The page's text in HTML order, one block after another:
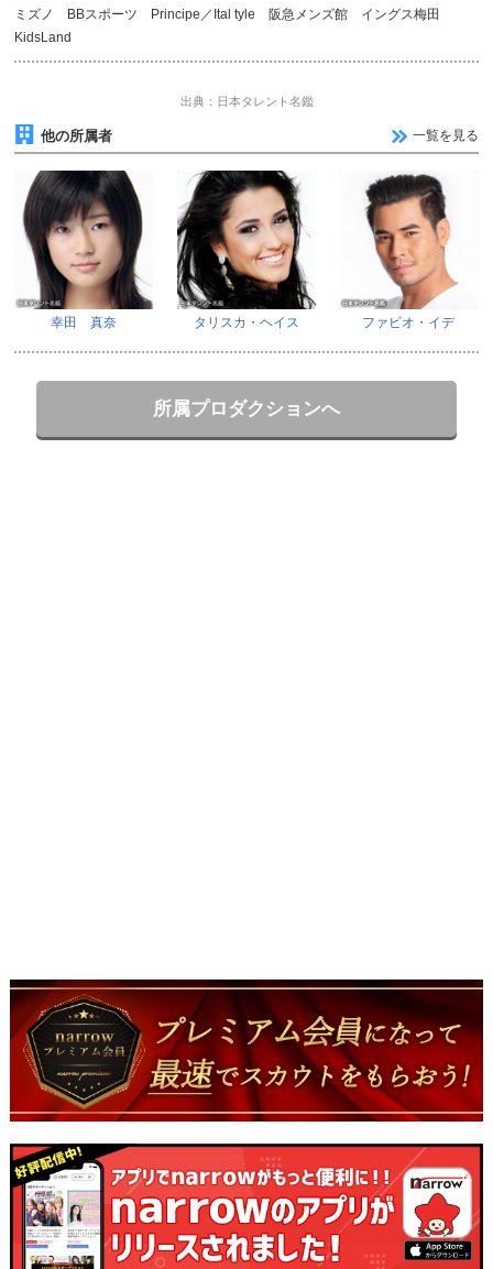
ミズノ BBスポーツ Principe／Ital tyle 阪急メンズ館 イングス梅田
KidsLand
出典：日本タレント名鑑
他の所属者 一覧を見る
幸田 真奈 タリスカ・ヘイス ファビオ・イデ
所属プロダクションへ